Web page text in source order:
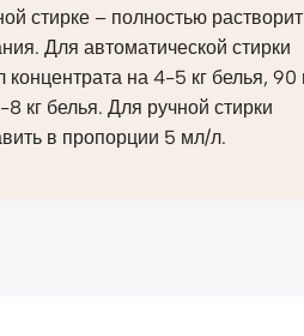
стирке – полностью
Для автоматической стирки
концентрата на 4-5 кг белья, 90
кг белья. Для ручной стирки
в пропорции 5 мл/л.